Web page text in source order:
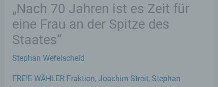
„Nach 70 Jahren ist es Zeit für
eine Frau an der Spitze des
Staates“
Stephan Wefelscheid
FREIE WÄHLER Fraktion,Joachim Streit, Stephan